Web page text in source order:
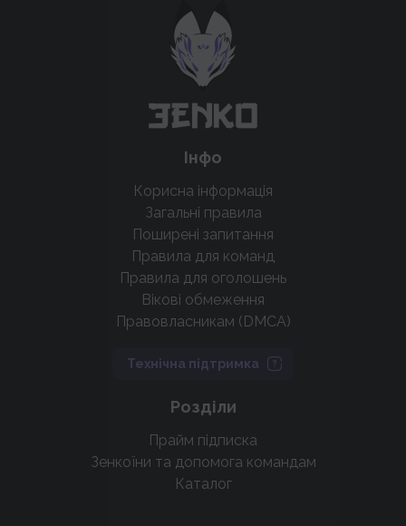
крутих нововведень
Підтримати проєкт
Інфо
Корисна інформація
Загальні правила
Поширені запитання
Правила для команд
Правила для оголошень
Вікові обмеження
Правовласникам (DMCA)
Технічна підтримка
Розділи
Прайм підписка
Зенкоїни та допомога командам
Каталог